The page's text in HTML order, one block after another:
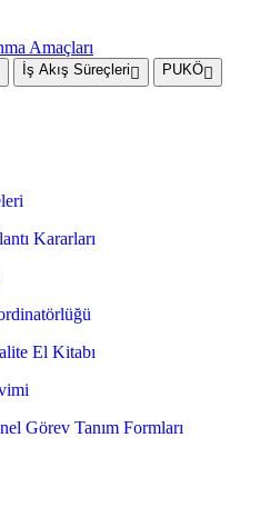
Amaçları
İş Akış Süreçleri PUKÖ
Kararları
El Kitabı
Görev Tanım Formları